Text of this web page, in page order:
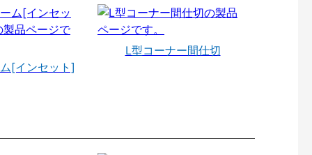
[インセット]
L型コーナー間仕切